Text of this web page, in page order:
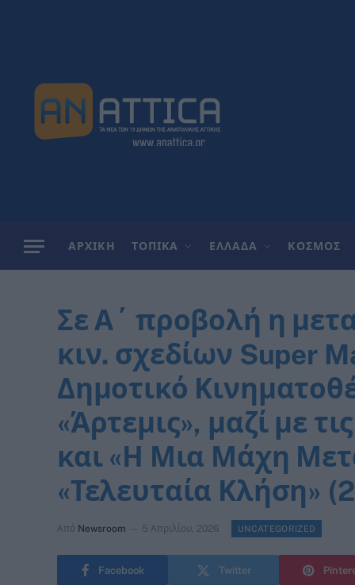
ΑΡΧΙΚΗ ΤΟΠΙΚΑ ΕΛΛΑΔΑ ΚΟΣΜΟΣ
Σε Α΄ προβολή η
κιν. σχεδίων Super
Δημοτικό
«Άρτεμις», μαζί με
και «Η Μια Μάχη
«Τελευταία Κλήση»
Από Newsroom 5 Απριλίου, 2026 UNCATEGORIZED
Facebook Twitter